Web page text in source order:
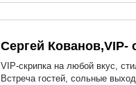
Сергей Кованов,VIP-
VIP-скрипка на любой вкус,
Встреча гостей, сольные